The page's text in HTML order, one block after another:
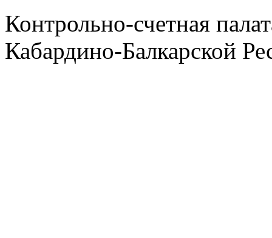
Контрольно-счетная
Кабардино-Балкарской